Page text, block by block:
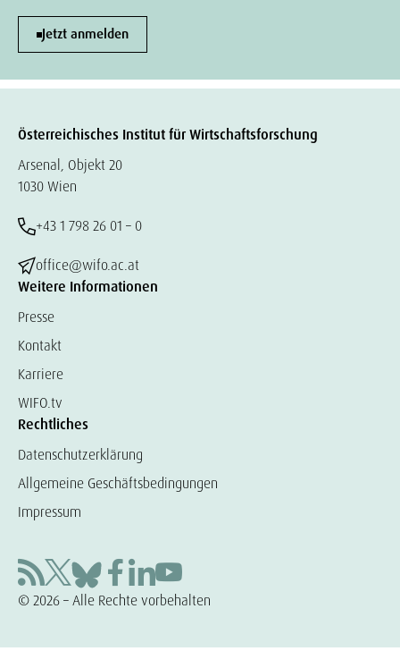
Jetzt anmelden
Österreichisches Institut für Wirtschaftsforschung
Arsenal, Objekt 20
1030 Wien
+43 1 798 26 01 – 0
office@wifo.ac.at
Weitere Informationen
Presse
Kontakt
Karriere
WIFO.tv
Rechtliches
Datenschutzerklärung
Allgemeine Geschäftsbedingungen
Impressum
© 2026 – Alle Rechte vorbehalten